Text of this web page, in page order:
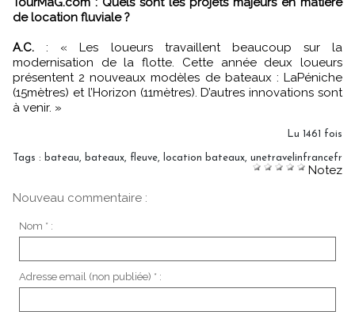
de location fluviale ?
A.C. : « Les loueurs travaillent beaucoup sur la
modernisation de la flotte. Cette année deux loueurs
présentent 2 nouveaux modèles de bateaux : LaPéniche
(15mètres) et l’Horizon (11mètres). D’autres innovations sont
à venir. »
Lu 1461 fois
Tags : bateau, bateaux, fleuve, location bateaux, unetravelinfrancefr
Notez
Nouveau commentaire :
Nom * :
Adresse email (non publiée) * :